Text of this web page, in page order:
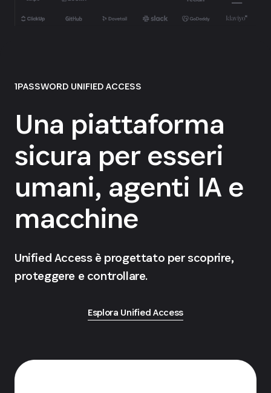
1PASSWORD UNIFIED ACCESS
Una piattaforma
sicura per esseri
umani, agenti IA e
macchine
Unified Access è progettato per scoprire,
proteggere e controllare.
Esplora Unified Access